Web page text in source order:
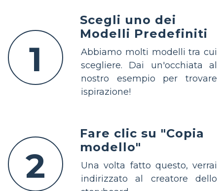
1
Scegli uno dei
Modelli Predefiniti
Abbiamo molti modelli tra cui
scegliere. Dai un'occhiata al
nostro esempio per trovare
ispirazione!
2
Fare clic su "Copia
modello"
Una volta fatto questo, verrai
indirizzato al creatore dello